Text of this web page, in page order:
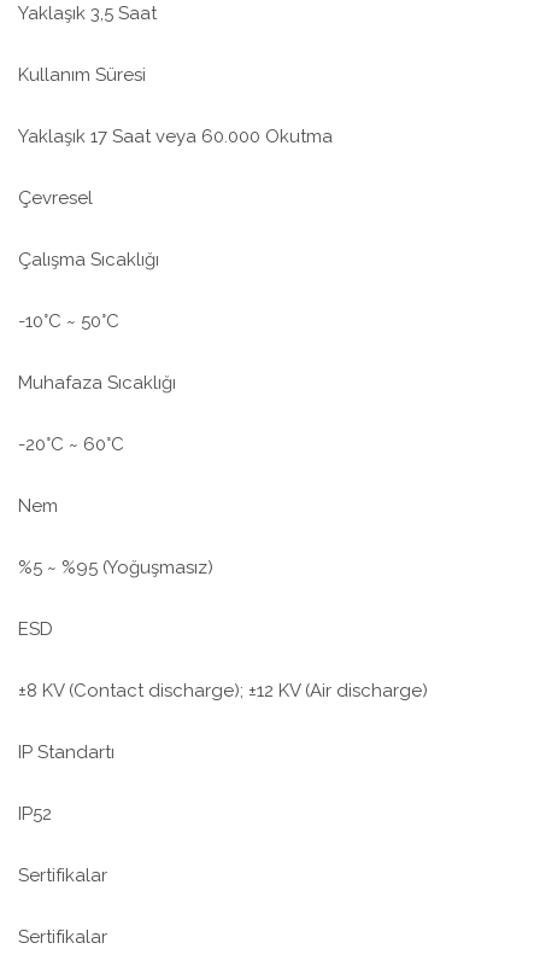
Yaklaşık 3,5 Saat
Kullanım Süresi
Yaklaşık 17 Saat veya 60.000 Okutma
Çevresel
Çalışma Sıcaklığı
-10°C ~ 50°C
Muhafaza Sıcaklığı
-20°C ~ 60°C
Nem
%5 ~ %95 (Yoğuşmasız)
ESD
±8 KV (Contact discharge); ±12 KV (Air discharge)
IP Standartı
IP52
Sertifikalar
Sertifikalar